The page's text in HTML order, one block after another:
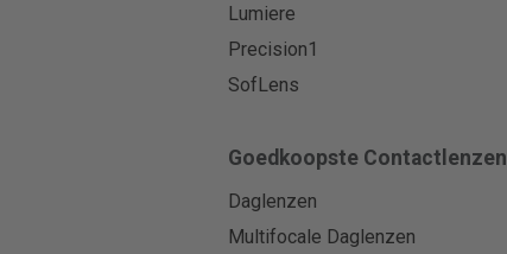
Lumiere
Precision1
SofLens
Goedkoopste Contactlenzen
Daglenzen
Multifocale Daglenzen